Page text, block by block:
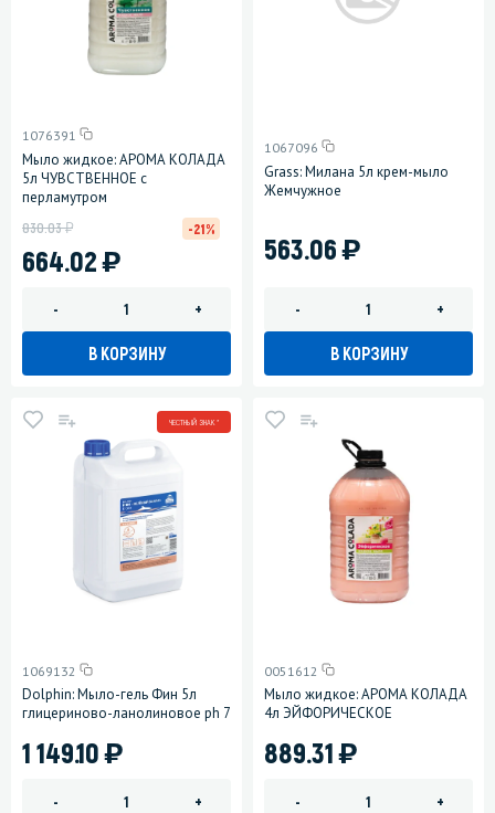
1076391
Мыло жидкое: АРОМА КОЛАДА
5л ЧУВСТВЕННОЕ с
перламутром
664.02)
830.03у -21%
- +
В КОРЗИНУ
1067096
Grass: Милана 5л крем-мыло
Жемчужное
563.06)
- +
В КОРЗИНУ
ЧЕСТНЫЙ ЗНАК *
1069132
Dolphin: Мыло-гель Фин 5л
глицериново-ланолиновое ph 7
1 149.10)
- +
0051612
Мыло жидкое: АРОМА КОЛАДА
4л ЭЙФОРИЧЕСКОЕ
889.31)
- +